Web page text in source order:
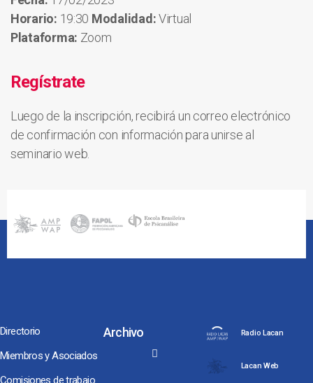
Horario: 19:30 Modalidad:Virtual
Plataforma: Zoom
Regístrate
Luego de la inscripción, recibirá un correo electrónico
de confirmación con información para unirse al
seminario web.
Directorio
Miembros y Asociados
Comisiones de trabajo
Archivo Radio Lacan
Lacan Web